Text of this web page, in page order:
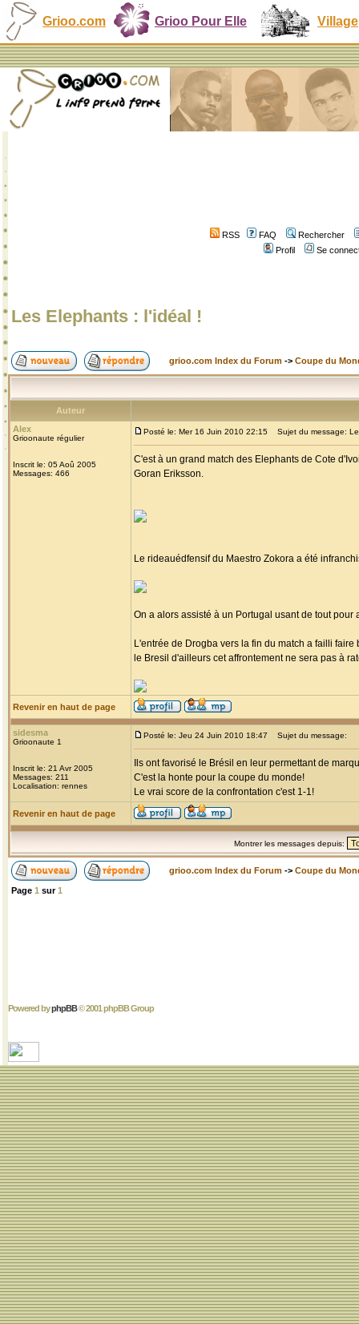
Grioo.com Grioo Pour Elle Village
RSS FAQ
Rechercher
Profil
Se
Les Elephants : l'idéal !
grioo.com Index du Forum -> Coupe du
Auteur
Alex
Grioonaute régulier
Inscrit le: 05 Aoû 2005
Messages: 466
Posté le: Mer 16 Juin 2010 22:15 Sujet du message:
C'est à un grand match des Elephants de Cote
Goran Eriksson.
Le rideauédfensif du Maestro Zokora a été
On a alors assisté à un Portugal usant de tout
L'entrée de Drogba vers la fin du match a failli
le Bresil d'ailleurs cet affrontement ne sera pas à
Revenir en haut de page
sidesma
Grioonaute 1
Inscrit le: 21 Avr 2005
Messages: 211
Localisation: rennes
Posté le: Jeu 24 Juin 2010 18:47 Sujet du message:
Ils ont favorisé le Brésil en leur permettant de
C'est la honte pour la coupe du monde!
Le vrai score de la confrontation c'est 1-1!
Revenir en haut de page
Montrer les messages depuis:
grioo.com Index du Forum -> Coupe du
Page 1 sur1
Powered byphpBB© 2001 phpBB Group